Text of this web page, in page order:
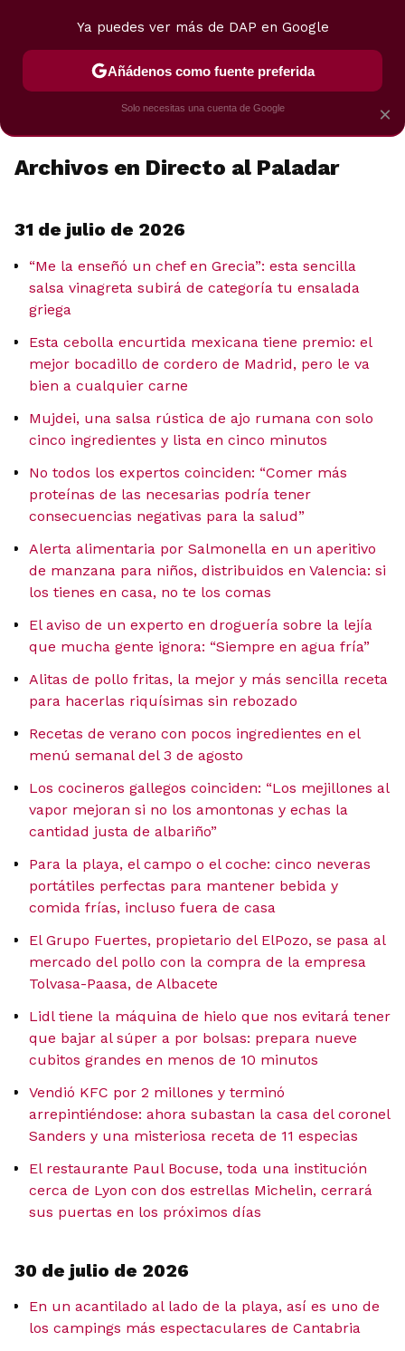
POSTRES VIAJES SELECCIÓN VEGUI
Archivos en Directo al Paladar
31 de julio de 2026
“Me la enseñó un chef en Grecia”: esta sencilla
salsa vinagreta subirá de categoría tu ensalada
griega
Esta cebolla encurtida mexicana tiene premio: el
mejor bocadillo de cordero de Madrid, pero le va
bien a cualquier carne
Mujdei, una salsa rústica de ajo rumana con solo
cinco ingredientes y lista en cinco minutos
No todos los expertos coinciden: “Comer más
proteínas de las necesarias podría tener
consecuencias negativas para la salud”
Alerta alimentaria por Salmonella en un aperitivo
de manzana para niños, distribuidos en Valencia: si
los tienes en casa, no te los comas
El aviso de un experto en droguería sobre la lejía
que mucha gente ignora: “Siempre en agua fría”
Alitas de pollo fritas, la mejor y más sencilla receta
para hacerlas riquísimas sin rebozado
Recetas de verano con pocos ingredientes en el
menú semanal del 3 de agosto
Los cocineros gallegos coinciden: “Los mejillones al
vapor mejoran si no los amontonas y echas la
cantidad justa de albariño”
Para la playa, el campo o el coche: cinco neveras
portátiles perfectas para mantener bebida y
comida frías, incluso fuera de casa
El Grupo Fuertes, propietario del ElPozo, se pasa al
mercado del pollo con la compra de la empresa
Tolvasa-Paasa, de Albacete
Lidl tiene la máquina de hielo que nos evitará tener
que bajar al súper a por bolsas: prepara nueve
cubitos grandes en menos de 10 minutos
Vendió KFC por 2 millones y terminó
arrepintiéndose: ahora subastan la casa del coronel
Sanders y una misteriosa receta de 11 especias
El restaurante Paul Bocuse, toda una institución
cerca de Lyon con dos estrellas Michelin, cerrará
sus puertas en los próximos días
30 de julio de 2026
En un acantilado al lado de la playa, así es uno de
los campings más espectaculares de Cantabria
×
Ya puedes ver más de DAP en Google
Añádenos como fuente preferida
Solo necesitas una cuenta de Google